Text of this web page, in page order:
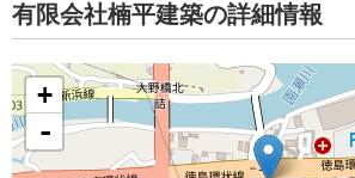
有限会社楠平建築の詳細情報
+
-